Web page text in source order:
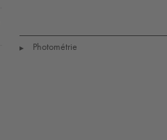
▶ Photométrie